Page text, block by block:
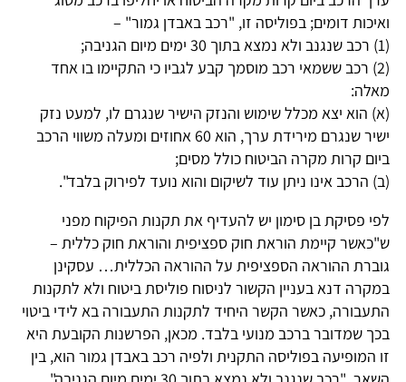
ואיכות דומים; בפוליסה זו, "רכב באבדן גמור" –
(1) רכב שנגנב ולא נמצא בתוך 30 ימים מיום הגניבה;
(2) רכב ששמאי רכב מוסמך קבע לגביו כי התקיימו בו אחד
מאלה:
(א) הוא יצא מכלל שימוש והנזק הישיר שנגרם לו, למעט נזק
ישיר שנגרם מירידת ערך, הוא 60 אחוזים ומעלה משווי הרכב
ביום קרות מקרה הביטוח כולל מסים;
(ב) הרכב אינו ניתן עוד לשיקום והוא נועד לפירוק בלבד".
לפי פסיקת בן סימון יש להעדיף את תקנות הפיקוח מפני
ש"כאשר קיימת הוראת חוק ספציפית והוראת חוק כללית –
גוברת ההוראה הספציפית על ההוראה הכללית… עסקינן
במקרה דנא בעניין הקשור לניסוח פוליסת ביטוח ולא לתקנות
התעבורה, כאשר הקשר היחיד לתקנות התעבורה בא לידי ביטוי
בכך שמדובר ברכב מנועי בלבד. מכאן, הפרשנות הקובעת היא
זו המופיעה בפוליסה התקנית ולפיה רכב באבדן גמור הוא, בין